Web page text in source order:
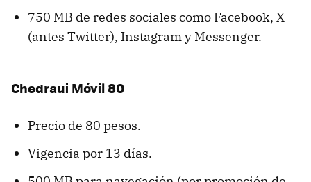
750 MB de redes sociales como Facebook, X
(antes Twitter), Instagram y Messenger.
Chedraui Móvil 80
Precio de 80 pesos.
Vigencia por 13 días.